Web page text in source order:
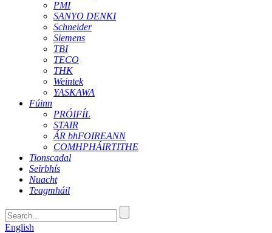
PMI
SANYO DENKI
Schneider
Siemens
TBI
TECO
THK
Weintek
YASKAWA
Fúinn
PRÓIFÍL
STAIR
ÁR bhFOIREANN
COMHPHÁIRTITHE
Tionscadal
Seirbhís
Nuacht
Teagmháil
English